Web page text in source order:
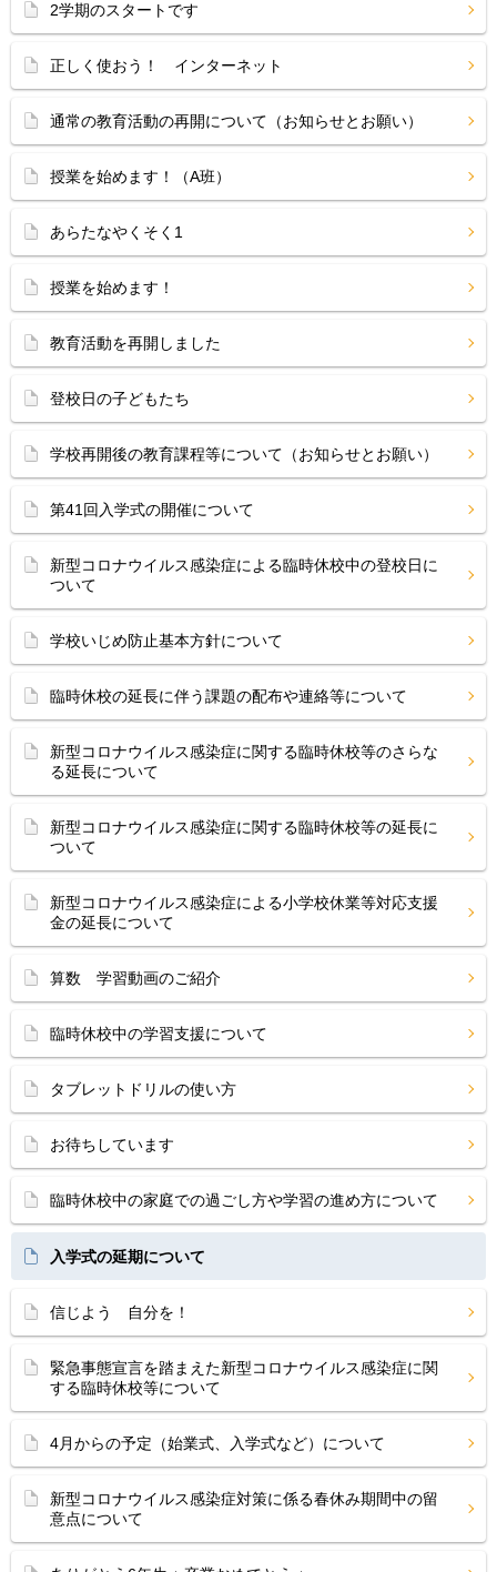
2学期のスタートです
正しく使おう！ インターネット
通常の教育活動の再開について（お知らせとお願い）
授業を始めます！（A班）
あらたなやくそく1
授業を始めます！
教育活動を再開しました
登校日の子どもたち
学校再開後の教育課程等について（お知らせとお願い）
第41回入学式の開催について
新型コロナウイルス感染症による臨時休校中の登校日に
ついて
学校いじめ防止基本方針について
臨時休校の延長に伴う課題の配布や連絡等について
新型コロナウイルス感染症に関する臨時休校等のさらな
る延長について
新型コロナウイルス感染症に関する臨時休校等の延長に
ついて
新型コロナウイルス感染症による小学校休業等対応支援
金の延長について
算数 学習動画のご紹介
臨時休校中の学習支援について
タブレットドリルの使い方
お待ちしています
臨時休校中の家庭での過ごし方や学習の進め方について
入学式の延期について
信じよう 自分を！
緊急事態宣言を踏まえた新型コロナウイルス感染症に関
する臨時休校等について
4月からの予定（始業式、入学式など）について
新型コロナウイルス感染症対策に係る春休み期間中の留
意点について